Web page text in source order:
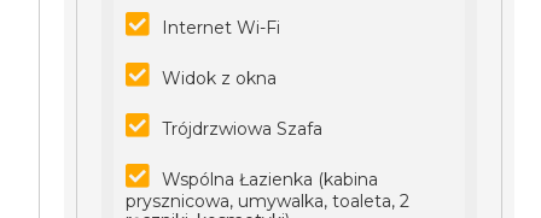
Internet Wi-Fi
Widok z okna
Trójdrzwiowa Szafa
Wspólna Łazienka (kabina
prysznicowa, umywalka, toaleta, 2